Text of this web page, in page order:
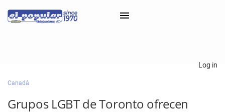
Classifieds
Categorías
Log in
Canadá
Grupos LGBT de Toronto ofrecen